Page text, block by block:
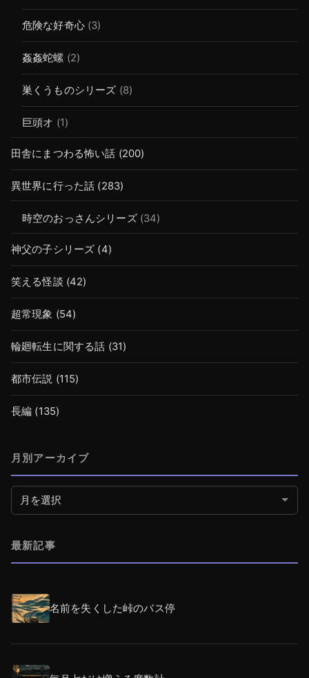
危険な好奇心(3)
姦姦蛇螺 (2)
巣くうものシリーズ (8)
巨頭オ (1)
田舎にまつわる怖い話 (200)
異世界に行った話 (283)
時空のおっさんシリーズ(34)
神父の子シリーズ (4)
笑える怪談 (42)
超常現象 (54)
輪廻転生に関する話 (31)
都市伝説 (115)
長編 (135)
月別アーカイブ
月別アーカイブ
最新記事
名前を失くした峠のバス停